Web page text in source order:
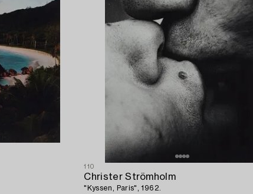
110
Christer Strömholm
"Kyssen, Paris", 1962.